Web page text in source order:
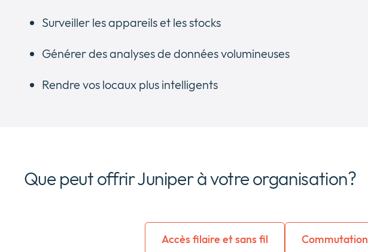
Surveiller les appareils et les stocks
Générer des analyses de données volumineuses
Rendre vos locaux plus intelligents
Que peut offrir Juniper à votre organisation?
Accès filaire et sans fil Commutation